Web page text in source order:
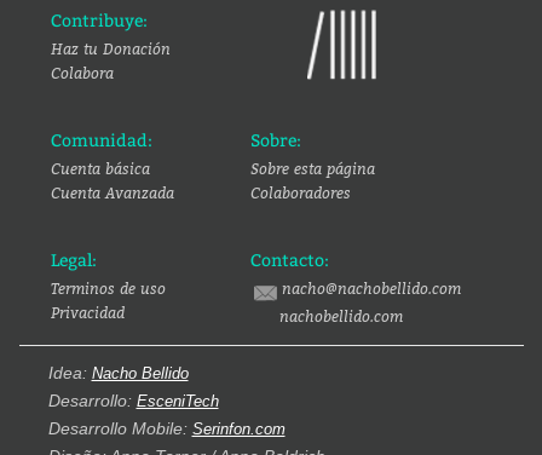
Contribuye:
Haz tu Donación
Colabora
Comunidad:
Cuenta básica
Cuenta Avanzada
Sobre:
Sobre esta página
Colaboradores
Legal:
Terminos de uso
Privacidad
Contacto:
nacho@nachobellido.com
nachobellido.com
Idea: Nacho Bellido
Desarrollo: EsceniTech
Desarrollo Mobile: Serinfon.com